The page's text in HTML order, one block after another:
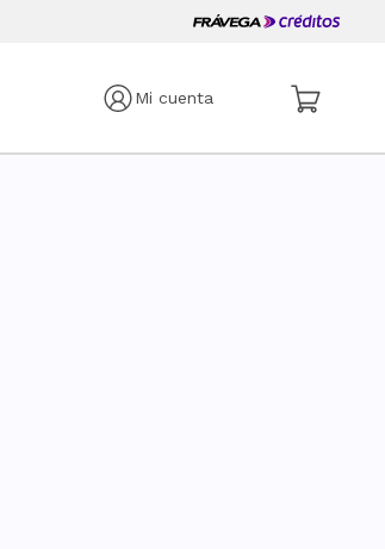
Mi cuenta